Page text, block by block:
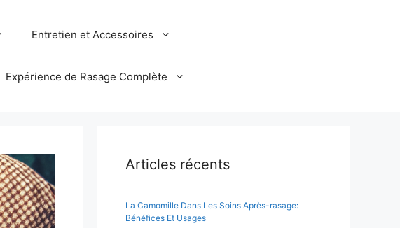
Entretien et Accessoires
Expérience de Rasage Complète
Articles récents
La Camomille Dans Les Soins Après-rasage:
Bénéfices Et Usages